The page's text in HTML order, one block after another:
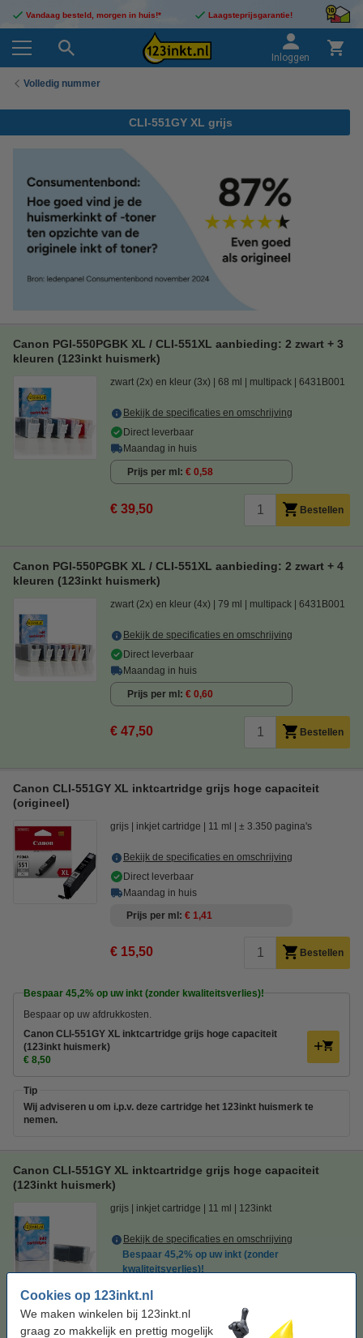
Cookies op 123inkt.nl
We maken winkelen bij 123inkt.nl
graag zo makkelijk en prettig mogelijk
Vandaag besteld, morgen in huis!* Laagsteprijsgarantie!
Inloggen
Volledig nummer
CLI-551GY XL grijs
Canon PGI-550PGBK XL / CLI-551XL aanbieding: 2 zwart + 3
kleuren (123inkt huismerk)
zwart (2x) en kleur (3x) 68 ml multipack 6431B001
Bekijk de specificaties en omschrijving
Direct leverbaar
Maandag in huis
Prijs per ml € 0,58
€ 39,50 Bestellen
Canon PGI-550PGBK XL / CLI-551XL aanbieding: 2 zwart + 4
kleuren (123inkt huismerk)
zwart (2x) en kleur (4x) 79 ml multipack 6431B001
Bekijk de specificaties en omschrijving
Direct leverbaar
Maandag in huis
Prijs per ml € 0,60
€ 47,50 Bestellen
Canon CLI-551GY XL inktcartridge grijs hoge capaciteit
(origineel)
grijs inkjet cartridge 11 ml ± 3.350 pagina's
Bekijk de specificaties en omschrijving
Direct leverbaar
Maandag in huis
Prijs per ml
€ 1,41
€ 15,50 Bestellen
Bespaar 45,2% op uw inkt (zonder kwaliteitsverlies)!
Bespaar op uw afdrukkosten.
Canon CLI-551GY XL inktcartridge grijs hoge capaciteit
(123inkt huismerk)
€ 8,50
Tip
Wij adviseren u om i.p.v. deze cartridge het 123inkt huismerk te
nemen.
Canon CLI-551GY XL inktcartridge grijs hoge capaciteit
(123inkt huismerk)
grijs inkjet cartridge 11 ml 123inkt
Bekijk de specificaties en omschrijving
Bespaar 45,2% op uw inkt (zonder
kwaliteitsverlies)!
Direct leverbaar
Prijs per ml € 0,77